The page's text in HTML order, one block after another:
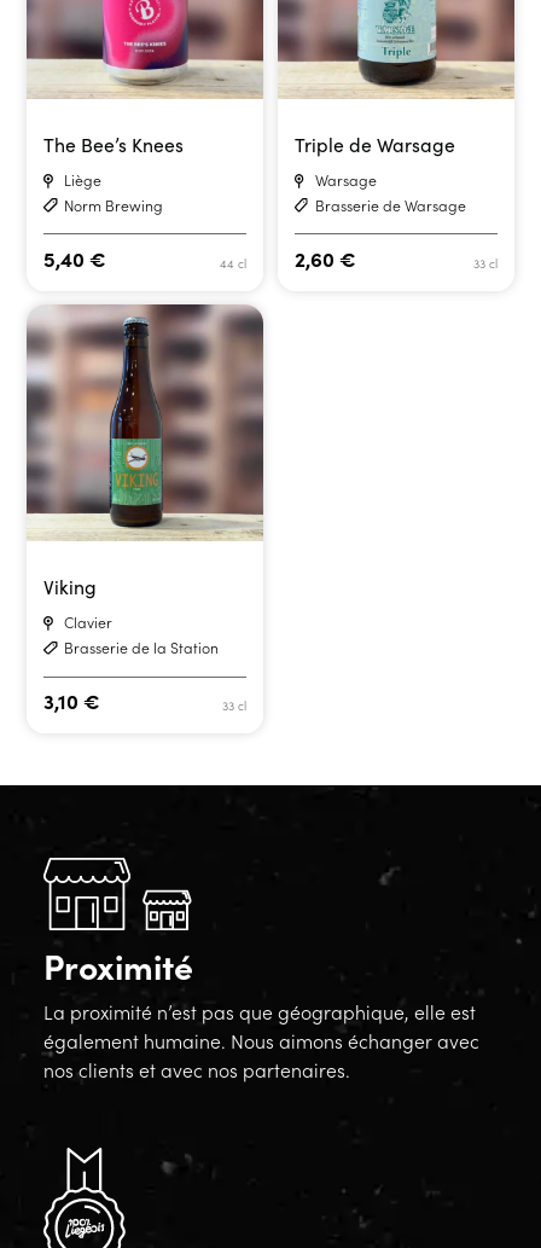
The Bee’s Knees
Liège
Norm Brewing
44 cl
5,40€
Triple de Warsage
Warsage
Brasserie de Warsage
33 cl
2,60 €
Viking
Clavier
Brasserie de la Station
33 cl
3,10€
Proximité
La proximité n’est pas que géographique, elle est
également humaine. Nous aimons échanger avec
nos clients et avec nos partenaires.